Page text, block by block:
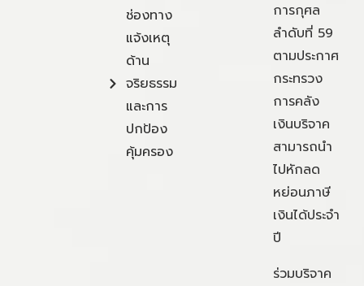
ช่องทาง
แจ้งเหตุ
ด้าน
จริยธรรม
และการ
ปกป้อง
คุ้มครอง
การกุศล
ลำดับที่ 59
ตามประกาศ
กระทรวง
การคลัง
เงินบริจาค
สามารถนำ
ไปหักลด
หย่อนภาษี
เงินได้ประจำ
ปี
ร่วมบริจาค